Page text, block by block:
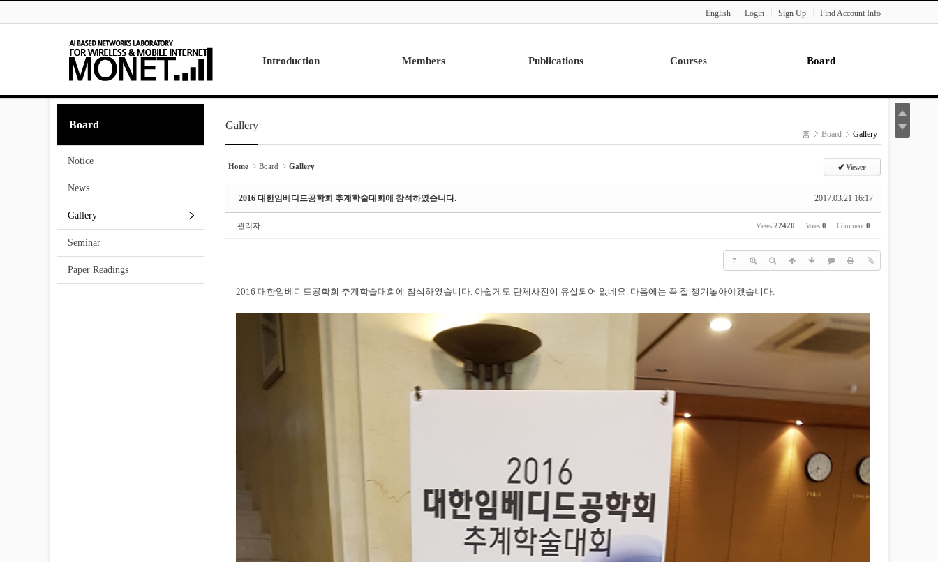
English
Login Sign Up Find Account Info
Introduction
Research
Contact Us
Members
Alumni
Publications Courses Board
Paper Readings
Board
Notice
News
Gallery
Seminar
Paper Readings
Gallery
홈 Board Gallery
Home Board Gallery ✔ Viewer
2017.03.21 16:17
2016 대한임베디드공학회 추계학술대회에 참석하였습니다.
관리자 Views 22420 Votes 0 Comment 0
?
2016 대한임베디드공학회 추계학술대회에 참석하였습니다. 아쉽게도 단체사진이 유실되어 없네요. 다음에는 꼭 잘 챙겨놓아야겠습니다.
Sketchbook5, 스케치북5
Sketchbook5, 스케치북5
Sketchbook5, 스케치북5
Sketchbook5, 스케치북5